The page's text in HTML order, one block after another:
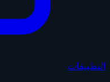
التطبيقات